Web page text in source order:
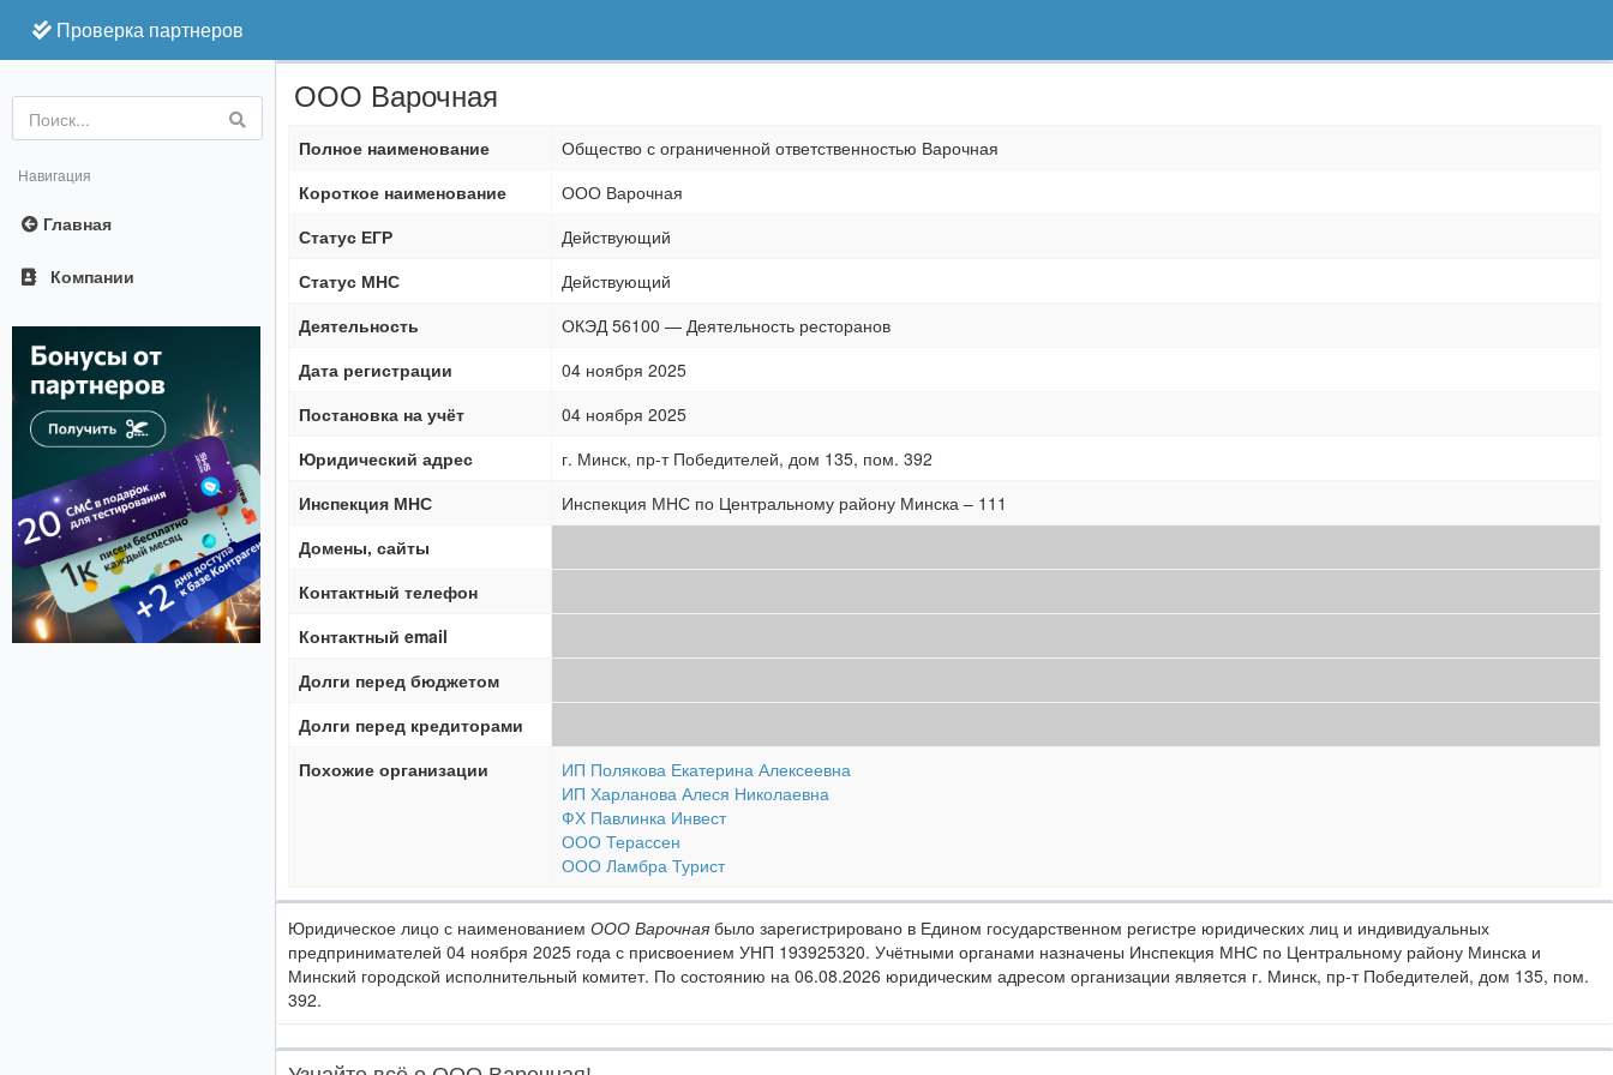
Проверка партнеров
Online
Навигация
Главная
Компании
ООО Варочная
Полное наименование
Общество с ограниченной ответственностью Варочная
Короткое наименование
ООО Варочная
Статус ЕГР
Действующий
Статус МНС
Действующий
Деятельность
ОКЭД 56100 — Деятельность ресторанов
Дата регистрации
04 ноября 2025
Постановка на учёт
04 ноября 2025
Юридический адрес
г. Минск, пр-т Победителей, дом 135, пом. 392
Инспекция МНС
Инспекция МНС по Центральному району Минска – 111
Домены, сайты
Контактный телефон
Контактный email
Долги перед бюджетом
Долги перед кредиторами
Похожие организации
ИП Полякова Екатерина Алексеевна
ИП Харланова Алеся Николаевна
ФХ Павлинка Инвест
ООО Терассен
ООО Ламбра Турист
Юридическое лицо с наименованием ООО Варочная было зарегистрировано в Едином государственном регистре юридических лиц и индивидуальных
предпринимателей 04 ноября 2025 года с присвоением УНП 193925320. Учётными органами назначены Инспекция МНС по Центральному району Минска и
Минский городской исполнительный комитет. По состоянию на 06.08.2026 юридическим адресом организации является г. Минск, пр-т Победителей, дом 135, пом.
392.